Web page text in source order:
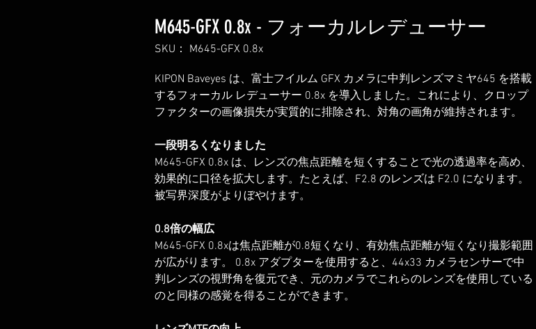
M645-GFX 0.8x - フォーカルレデューサー
SKU： M645-GFX 0.8x
KIPON Baveyes は、富士フイルム GFX カメラに中判レンズマミヤ645 を搭載
するフォーカル レデューサー 0.8x を導入しました。これにより、クロップ
ファクターの画像損失が実質的に排除され、対角の画角が維持されます。
一段明るくなりました
M645-GFX 0.8x は、レンズの焦点距離を短くすることで光の透過率を高め、
効果的に口径を拡大します。たとえば、F2.8 のレンズは F2.0 になります。
被写界深度がよりぼやけます。
0.8倍の幅広
M645-GFX 0.8xは焦点距離が0.8短くなり、有効焦点距離が短くなり撮影範囲
が広がります。 0.8x アダプターを使用すると、44x33 カメラセンサーで中
判レンズの視野角を復元でき、元のカメラでこれらのレンズを使用している
のと同様の感覚を得ることができます。